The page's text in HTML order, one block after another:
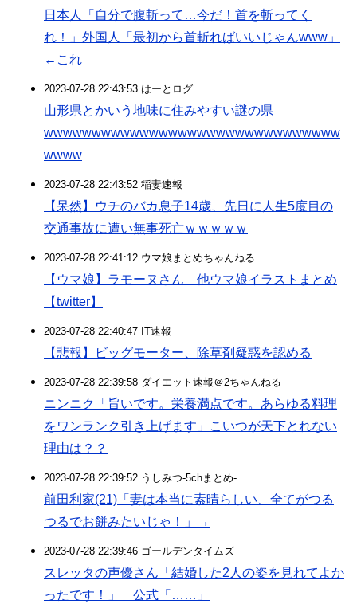
日本人「自分で腹斬って…今だ！首を斬ってく
れ！」外国人「最初から首斬ればいいじゃんwww」
←これ
2023-07-28 22:43:53 はーとログ
山形県とかいう地味に住みやすい謎の県
wwwwwwwwwwwwwwwwwwwwwwwwwwwwwww
wwww
2023-07-28 22:43:52 稲妻速報
【呆然】ウチのバカ息子14歳、先日に人生5度目の
交通事故に遭い無事死亡ｗｗｗｗｗ
2023-07-28 22:41:12 ウマ娘まとめちゃんねる
【ウマ娘】ラモーヌさん 他ウマ娘イラストまとめ
【twitter】
2023-07-28 22:40:47 IT速報
【悲報】ビッグモーター、除草剤疑惑を認める
2023-07-28 22:39:58 ダイエット速報＠2ちゃんねる
ニンニク「旨いです。栄養満点です。あらゆる料理
をワンランク引き上げます」こいつが天下とれない
理由は？？
2023-07-28 22:39:52 うしみつ-5chまとめ-
前田利家(21)「妻は本当に素晴らしい、全てがつる
つるでお餅みたいじゃ！」→
2023-07-28 22:39:46 ゴールデンタイムズ
スレッタの声優さん「結婚した2人の姿を見れてよか
ったです！」 公式「……」